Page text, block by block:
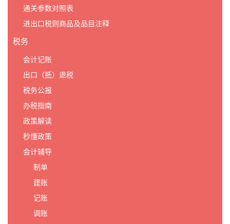
通关参数对照表
进出口税则商品及品目注释
税务
会计记账
出口（抵）退税
税务公报
办税指南
政策解读
秒懂政策
会计辅导
制单
建账
记账
调账